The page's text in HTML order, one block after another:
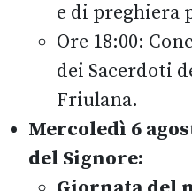
e di preghiera
Ore 18:00:
dei Sacerdoti
Friulana.
Mercoledì 6
del Signore: